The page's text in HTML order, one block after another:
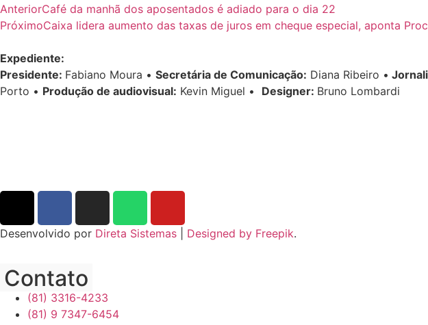
AnteriorCafé da manhã dos aposentados é adiado para o dia 22
PróximoCaixa lidera aumento das taxas de juros em cheque especial, aponta
Expediente:
Presidente: Fabiano Moura • Secretária de Comunicação: Diana Ribeiro •
Porto • Produção de audiovisual: Kevin Miguel • Designer: Bruno Lombardi
Desenvolvido por Direta Sistemas Designed by Freepik.
Contato
(81) 3316-4233
(81) 9 7347-6454